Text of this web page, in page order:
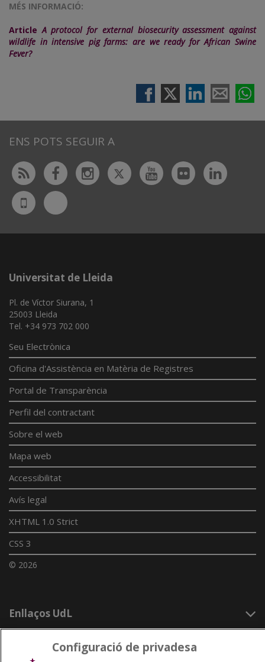
MÉS INFORMACIÓ:
ArticleA protocol for external biosecurity assessment against
wildlife in intensive pig farms: are we ready for African Swine
Fever?
ENS POTS SEGUIR A
Rss FacebookInstagram
TwitterYoutubeFlickr
UdL
App
Bluesky
Universitat de Lleida
Pl. de Víctor Siurana, 1
25003 Lleida
Tel. +34 973 702 000
Seu Electrònica
Oficina d'Assistència en Matèria de Registres
Portal de Transparència
Perfil del contractant
Sobre el web
Mapa web
Accessibilitat
Avís legal
XHTML 1.0 Strict
CSS 3
© 2026
Enllaços UdL
Configuració de privadesa